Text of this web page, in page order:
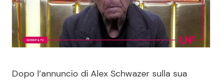
Casa
Moda e Style
Consigli di Cucina
Dolci
Dopo l’annuncio di Alex Schwazer sulla sua